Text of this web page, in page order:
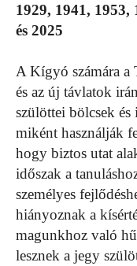
1929, 1941, 1953,
és 2025
A Kígyó számára a
és az új távlatok
szülöttei bölcsek
miként használják
hogy biztos utat
időszak a
személyes
hiányoznak a
magunkhoz való
lesznek a jegy